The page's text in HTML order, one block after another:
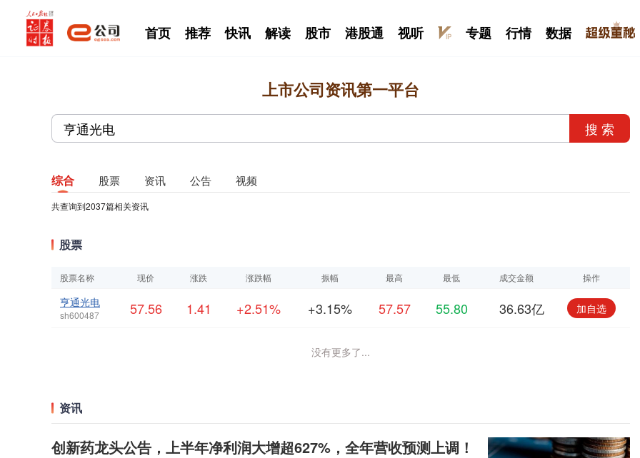
首页 推荐 快讯 解读 股市 港股通 视听 专题 行情 数据
上市公司资讯第一平台
搜 索
综合 股票 资讯 公告 视频
共查询到2037篇相关资讯
股票
股票名称 现价 涨跌 涨跌幅 振幅 最高 最低 成交金额 操作
亨通光电
sh600487 57.56 1.41 +2.51% +3.15% 57.57 55.80 36.63亿 加自选
没有更多了...
资讯
创新药龙头公告，上半年净利润大增超627%，全年营收预测上调！